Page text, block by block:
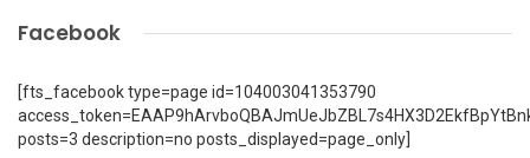
Facebook
[fts_facebook type=page id=104003041353790
posts=3 description=no posts_displayed=page_only]